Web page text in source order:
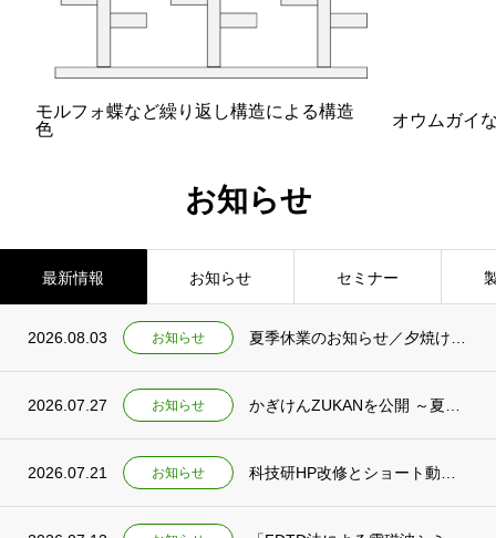
モルフォ蝶など繰り返し構造による構造
色
オウムガイ
お知らせ
最新情報 お知らせ セミナー
2026.08.03 お知らせ
2026.07.27 お知らせ
2026.07.21 お知らせ